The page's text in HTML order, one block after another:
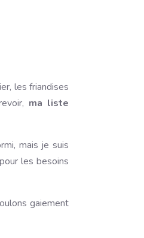
les friandises
ma liste
mais je suis
les besoins
gaiement